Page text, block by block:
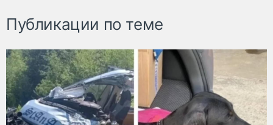
Публикации по теме